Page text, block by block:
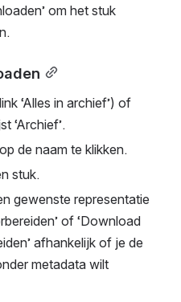
om het stuk
‘Alles in archief’) of
‘Archief’.
de naam te klikken.
stuk.
gewenste representatie
of ‘Download
afhankelijk of je de
metadata wilt